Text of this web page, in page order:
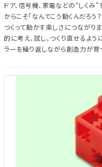
ドア、信号機、家電などの“しくみ
からこそ「なんでこう動くんだろ
つくって動かす楽しさにつながり
的に考え、試し、つくり直せるよ
ラーを繰り返しながら創造力が育